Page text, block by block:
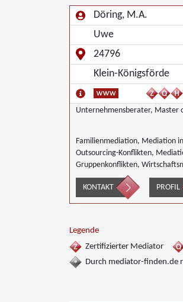
Gruppenkonflikten, Mediation
Unternehmensnachfolgen,
Döring, M.A.
Uwe
24796
Klein-Königsförde
Unternehmensberater, Master
Familienmediation, Mediation
Outsourcing-Konflikten,
Gruppenkonflikten,
KONTAKT PROFIL
Legende
Zertifizierter Mediator
Durch mediator-finden.de